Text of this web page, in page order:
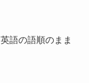
語の語順のまま